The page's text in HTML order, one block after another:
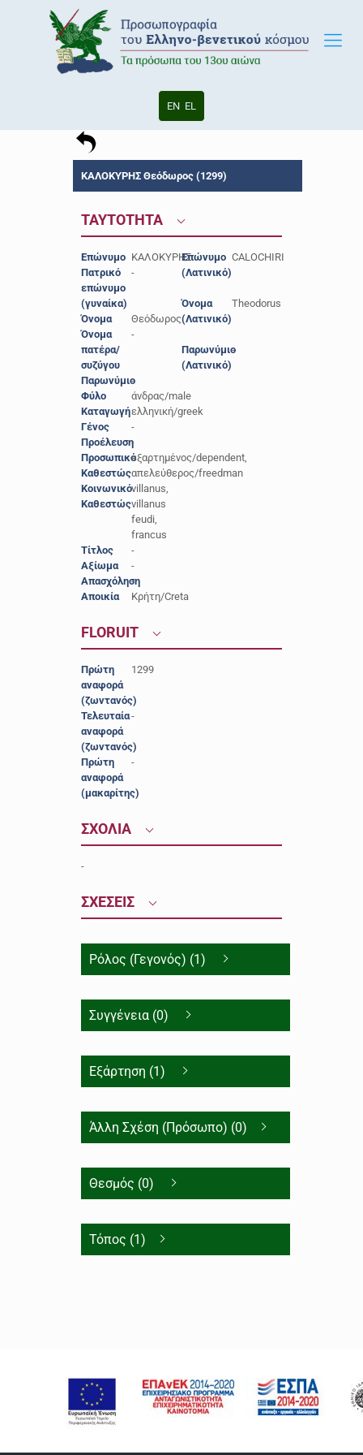
EN EL
ΚΑΛΟΚΥΡΗΣ Θεόδωρος (1299)
ΤΑΥΤΟΤΗΤΑ
Επώνυμο ΚΑΛΟΚΥΡΗΣ
Πατρικό
επώνυμο
(γυναίκα)
-
Όνομα
Θεόδωρος
Όνομα
πατέρα/
συζύγου
-
Παρωνύμιο
-
Φύλο
άνδρας/male
Καταγωγήελληνική/greek
Γένος
-
Προέλευση-
Προσωπικό
Καθεστώς
εξαρτημένος/dependent,
απελεύθερος/freedman
Κοινωνικό
Καθεστώς
villanus,
villanus
feudi,
francus
Τίτλος
-
Αξίωμα
-
Απασχόληση
-
Αποικία
Κρήτη/Creta
Επώνυμο
(Λατινικό)
CALOCHIRI
Όνομα
(Λατινικό)
Theodorus
Παρωνύμιο
(Λατινικό)
-
FLORUIT
Πρώτη
αναφορά
(ζωντανός)
1299
Τελευταία
αναφορά
(ζωντανός)
-
Πρώτη
αναφορά
(μακαρίτης)
-
ΣΧΟΛΙΑ
-
ΣΧΕΣΕΙΣ
Ρόλος (Γεγονός) (1)
Συγγένεια (0)
Εξάρτηση (1)
Άλλη Σχέση (Πρόσωπο) (0)
Θεσμός (0)
Τόπος (1)